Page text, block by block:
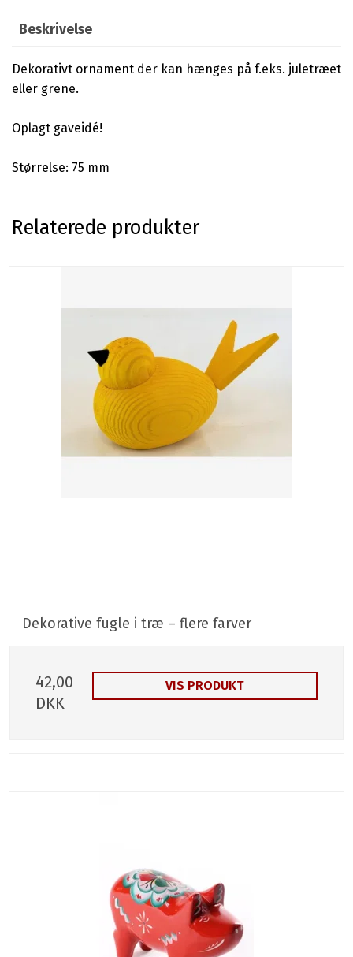
Beskrivelse
Dekorativt ornament der kan hænges på f.eks. juletræet
eller grene.
Oplagt gaveidé!
Størrelse: 75 mm
Relaterede produkter
Dekorative fugle i træ – flere farver
42,00
DKK
VIS PRODUKT